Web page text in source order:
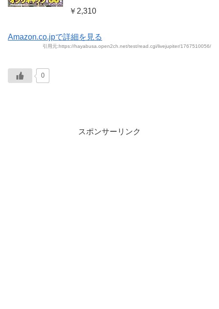
￥2,310
Amazon.co.jpで詳細を見る
引用元:https://hayabusa.open2ch.net/test/read.cgi/livejupiter/1767510056/
0
スポンサーリンク